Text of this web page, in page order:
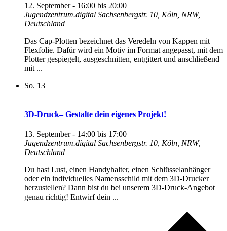
12. September - 16:00 bis 20:00
Jugendzentrum.digital Sachsenbergstr. 10, Köln, NRW,
Deutschland
Das Cap-Plotten bezeichnet das Veredeln von Kappen mit
Flexfolie. Dafür wird ein Motiv im Format angepasst, mit dem
Plotter gespiegelt, ausgeschnitten, entgittert und anschließend
mit ...
So. 13
3D-Druck– Gestalte dein eigenes Projekt!
13. September - 14:00 bis 17:00
Jugendzentrum.digital Sachsenbergstr. 10, Köln, NRW,
Deutschland
Du hast Lust, einen Handyhalter, einen Schlüsselanhänger
oder ein individuelles Namensschild mit dem 3D-Drucker
herzustellen? Dann bist du bei unserem 3D-Druck-Angebot
genau richtig! Entwirf dein ...